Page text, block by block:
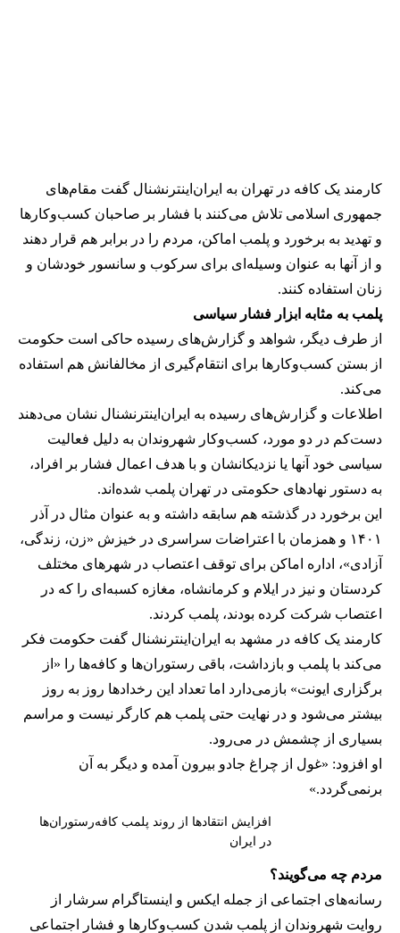
کارمند یک کافه در تهران به ایران‌اینترنشنال گفت مقام‌های
جمهوری اسلامی تلاش می‌کنند با فشار بر صاحبان کسب‌وکارها
و تهدید به برخورد و پلمب اماکن، مردم را در برابر هم قرار دهند
و از آنها به عنوان وسیله‌ای برای سرکوب و سانسور خودشان و
زنان استفاده کنند.
پلمب به مثابه ابزار فشار سیاسی
از طرف دیگر، شواهد و گزارش‌های رسیده حاکی است حکومت
از بستن کسب‌وکارها برای انتقام‌گیری از مخالفانش هم استفاده
می‌کند.
اطلاعات و گزارش‌های رسیده به ایران‌اینترنشنال نشان می‌دهند
دست‌کم در دو مورد، کسب‌وکار شهروندان به دلیل فعالیت
سیاسی خود آنها یا نزدیکانشان و با هدف اعمال فشار بر افراد،
به دستور نهادهای حکومتی در تهران پلمب شده‌اند.
این برخورد در گذشته هم سابقه داشته و به عنوان مثال در آذر
۱۴۰۱ و همزمان با اعتراضات سراسری در خیزش «زن، زندگی،
آزادی»، اداره اماکن برای توقف اعتصاب در شهرهای مختلف
کردستان و نیز در ایلام و کرمانشاه، مغازه کسبه‌ای را که در
اعتصاب شرکت کرده بودند، پلمب کردند.
کارمند یک کافه در مشهد به ایران‌اینترنشنال گفت حکومت فکر
می‌کند با پلمب و بازداشت، باقی رستوران‌ها و کافه‌ها را «از
برگزاری ایونت» بازمی‌دارد اما تعداد این رخدادها روز به روز
بیشتر می‌شود و در نهایت حتی پلمب هم کارگر نیست و مراسم
بسیاری از چشمش در می‌رود.
او افزود: «غول از چراغ جادو بیرون آمده و دیگر به آن
برنمی‎‌گردد.»
افزایش انتقادها از روند پلمب کافه‌رستوران‌ها
در ایران
مردم چه می‌گویند؟
رسانه‎‌های اجتماعی از جمله ایکس و اینستاگرام سرشار از
روایت شهروندان از پلمب شدن کسب‌وکارها و فشار اجتماعی